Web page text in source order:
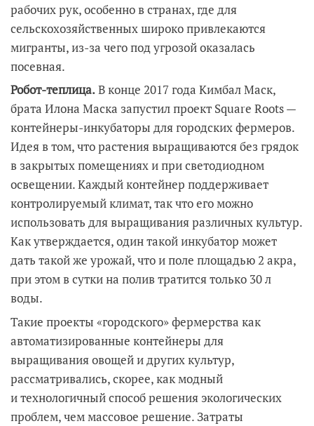
рабочих рук, особенно в странах, где для
сельскохозяйственных широко привлекаются
мигранты, из-за чего под угрозой оказалась
посевная.
Робот-теплица.В конце 2017 года Кимбал Маск,
брата Илона Маска запустил проект Square Roots —
контейнеры-инкубаторы для городских фермеров.
Идея в том, что растения выращиваются без грядок
в закрытых помещениях и при светодиодном
освещении. Каждый контейнер поддерживает
контролируемый климат, так что его можно
использовать для выращивания различных культур.
Как утверждается, один такой инкубатор может
дать такой же урожай, что и поле площадью 2 акра,
при этом в сутки на полив тратится только 30 л
воды.
Такие проекты «городского» фермерства как
автоматизированные контейнеры для
выращивания овощей и других культур,
рассматривались, скорее, как модный
и технологичный способ решения экологических
проблем, чем массовое решение. Затраты